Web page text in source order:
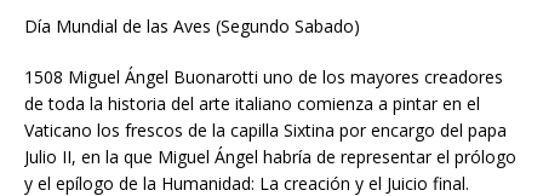
Día Mundial de las Aves (Segundo Sabado)
1508 Miguel Ángel Buonarotti uno de los mayores creadores
de toda la historia del arte italiano comienza a pintar en el
Vaticano los frescos de la capilla Sixtina por encargo del papa
Julio II, en la que Miguel Ángel habría de representar el prólogo
y el epílogo de la Humanidad: La creación y el Juicio final.